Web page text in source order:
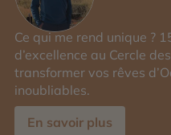
Ce qui me rend unique ?
d’excellence au Cercle
transformer vos rêves
inoubliables.
En savoir plus